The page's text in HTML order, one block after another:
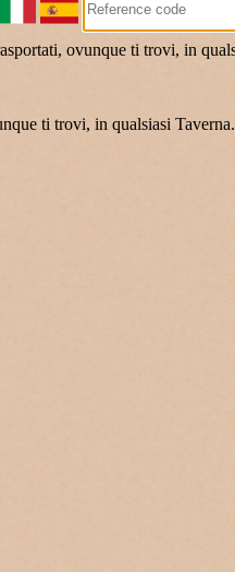
ti trovi, in qualsiasi Taverna.